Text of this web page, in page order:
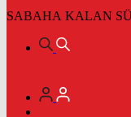
SABAHA KALAN